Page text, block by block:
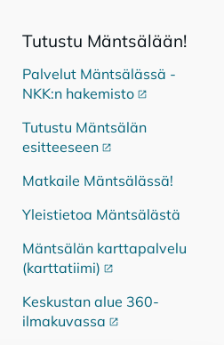
linkki
Tu­tus­tu Mänt­sä­lään!
Palvelut Mäntsälässä -
NKK:n hakemisto Ulkoinen
Tutustu Mäntsälän
esitteeseen Ulkoinen linkki
Matkaile Mäntsälässä!
Yleistietoa Mäntsälästä
Mäntsälän karttapalvelu
(karttatiimi) Ulkoinen linkki
Keskustan alue 360-
ilmakuvassa Ulkoinen linkki